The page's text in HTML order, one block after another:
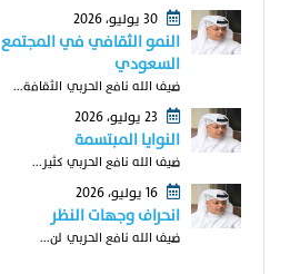
النمو الثقافي في المجتمع
السعودي
ضيف الله نافع الحربي الثقافة...
النوايا المبتسمة
ضيف الله نافع الحربي كثير...
انحراف وجهات النظر
ضيف الله نافع الحربي لن...